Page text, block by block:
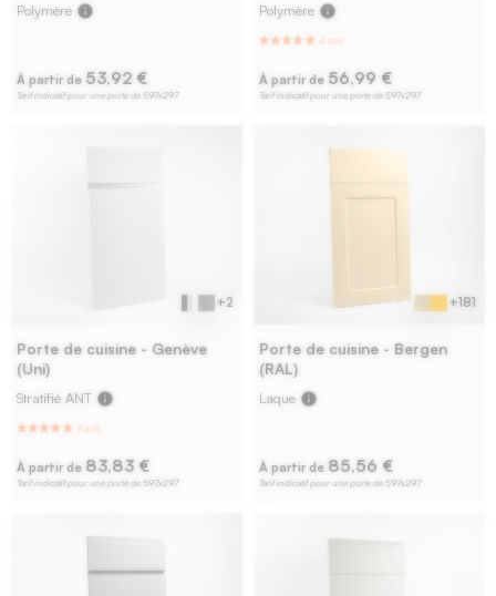
2 avis
Polymère info
À partir de 53,92 €
Tarif indicatif pour une porte de 597x297
Polymère info
À partir de 56,99 €
Tarif indicatif pour une porte de 597x297
Porte de cuisine - Genève
(Uni)
Stratifié ANT info
À partir de 83,83 €
Tarif indicatif pour une porte de 597x297
+2
Porte de cuisine - Bergen
(RAL)
Laque info
À partir de 85,56 €
Tarif indicatif pour une porte de 597x297
+181